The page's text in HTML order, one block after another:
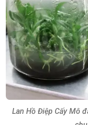
Lan Hồ Điệp Cấy Mô